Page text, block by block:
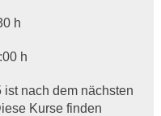
h
h
nach dem nächsten
Kurse finden